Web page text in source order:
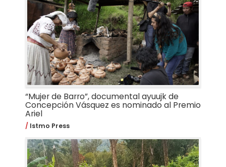
“Mujer de Barro”, documental ayuujk de
Concepción Vásquez es nominado al Premio
Ariel
Istmo Press